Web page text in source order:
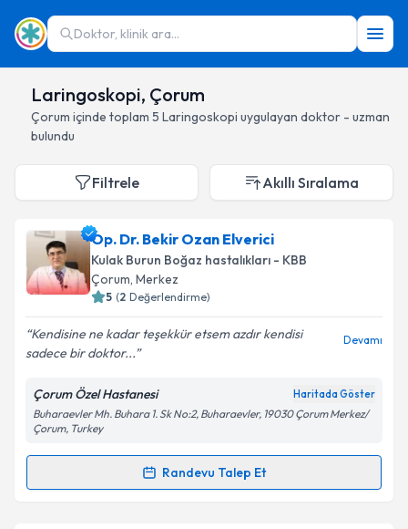
Doktor, klinik ara...
Laringoskopi, Çorum
Çorum içinde toplam 5 Laringoskopi uygulayan doktor - uzman
bulundu
Filtrele Akıllı Sıralama
Op. Dr. Bekir Ozan Elverici
Kulak Burun Boğaz hastalıkları - KBB
Çorum, Merkez
5 (2 Değerlendirme)
Kendisine ne kadar teşekkür etsem azdır kendisi
sadece bir doktor...
Devamı
Çorum Özel Hastanesi Haritada Göster
Buharaevler Mh. Buhara 1. Sk No:2, Buharaevler, 19030 Çorum Merkez/
Çorum, Turkey
Randevu Talep Et
Randevu Takvimi Talebi